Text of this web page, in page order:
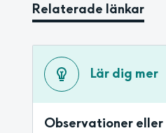
Relaterade länkar
Lär dig mer
Observationer